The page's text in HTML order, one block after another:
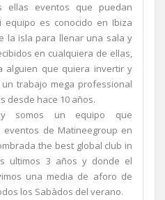
ellas eventos que puedan
equipo es conocido en Ibiza
la isla para llenar una sala y
en cualquiera de ellas,
alguien que quiera invertir y
trabajo mega professional
desde hace 10 años.
somos un equipo que
eventos de Matineegroup en
the best global club in
ultimos 3 años y donde el
una media de aforo de
los Sabàdos del verano.